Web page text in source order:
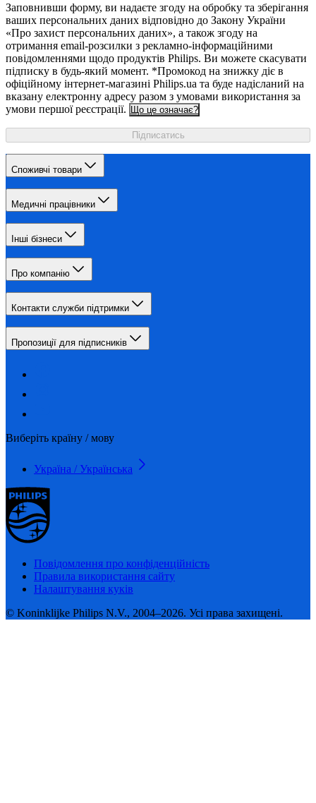
Заповнивши форму, ви надаєте згоду на обробку та зберігання
ваших персональних даних відповідно до Закону України
«Про захист персональних даних», а також згоду на
отримання email-розсилки з рекламно-інформаційними
повідомленнями щодо продуктів Philips. Ви можете скасувати
підписку в будь-який момент. *Промокод на знижку діє в
офіційному інтернет-магазині Philips.ua та буде надісланий на
вказану електронну адресу разом з умовами використання за
умови першої реєстрації.
Що це означає?
Підписатись
Споживчі товари
Медичні працівники
Інші бізнеси
Про компанію
Контакти служби підтримки
Пропозиції для підписників
Виберіть країну / мову
Україна / Українська
Повідомлення про конфіденційність
Правила використання сайту
Налаштування куків
© Koninklijke Philips N.V., 2004–2026. Усі права захищені.